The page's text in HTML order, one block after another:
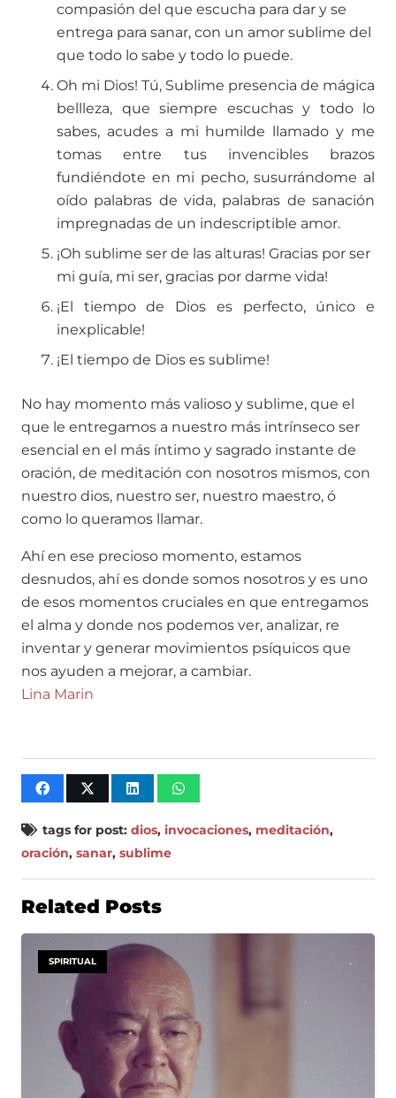
compasión del que escucha para dar y se
entrega para sanar, con un amor sublime del
que todo lo sabe y todo lo puede.
Oh mi Dios! Tú, Sublime presencia de mágica
bellleza, que siempre escuchas y todo lo
sabes, acudes a mi humilde llamado y me
tomas entre tus invencibles brazos
fundiéndote en mi pecho, susurrándome al
oído palabras de vida, palabras de sanación
impregnadas de un indescriptible amor.
¡Oh sublime ser de las alturas! Gracias por ser
mi guía, mi ser, gracias por darme vida!
¡El tiempo de Dios es perfecto, único e
inexplicable!
¡El tiempo de Dios es sublime!
No hay momento más valioso y sublime, que el
que le entregamos a nuestro más intrínseco ser
esencial en el más íntimo y sagrado instante de
oración, de meditación con nosotros mismos, con
nuestro dios, nuestro ser, nuestro maestro, ó
como lo queramos llamar.
Ahí en ese precioso momento, estamos
desnudos, ahí es donde somos nosotros y es uno
de esos momentos cruciales en que entregamos
el alma y donde nos podemos ver, analizar, re
inventar y generar movimientos psíquicos que
nos ayuden a mejorar, a cambiar.
Lina Marin
tags for post: dios, invocaciones, meditación,
oración, sanar, sublime
Related Posts
SPIRITUAL